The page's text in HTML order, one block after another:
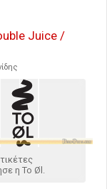
Juice /
η To Øl.